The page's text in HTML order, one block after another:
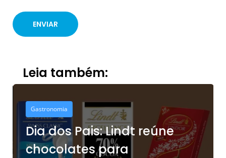
Leia também:
Gastronomia
Dia dos Pais: Lindt reúne
chocolates para